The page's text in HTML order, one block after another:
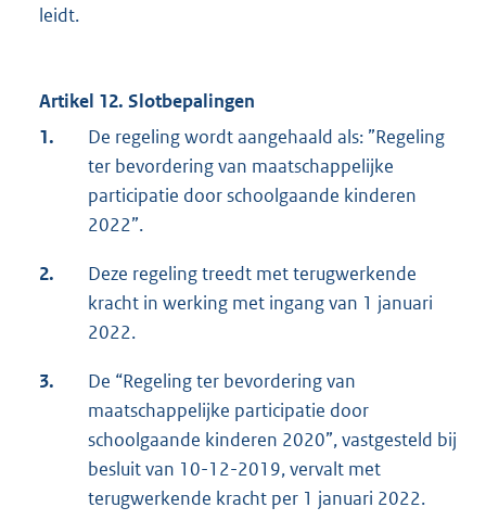
leidt.
Artikel 12. Slotbepalingen
1.
De regeling wordt aangehaald als: ”Regeling
ter bevordering van maatschappelijke
participatie door schoolgaande kinderen
2022”.
2.
Deze regeling treedt met terugwerkende
kracht in werking met ingang van 1 januari
2022.
3.
De “Regeling ter bevordering van
maatschappelijke participatie door
schoolgaande kinderen 2020”, vastgesteld bij
besluit van 10-12-2019, vervalt met
terugwerkende kracht per 1 januari 2022.